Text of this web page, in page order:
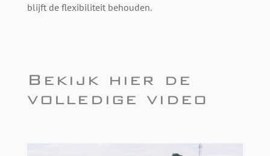
blijft de flexibiliteit behouden.
Bekijk hier de
volledige video